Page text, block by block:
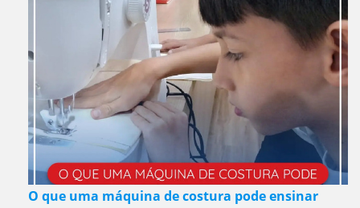
O que uma máquina de costura pode ensinar